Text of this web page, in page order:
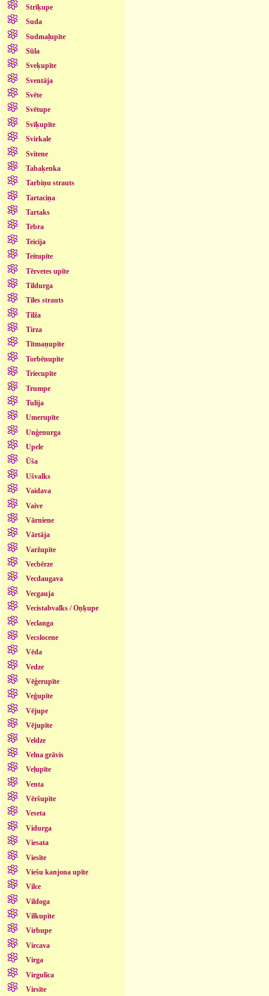
Strīķupe
Suda
Sudmaļupīte
Sūla
Sveķupīte
Sventāja
Svēte
Svētupe
Svīķupīte
Svirkale
Svitene
Tabaķenka
Tarbiņu strauts
Tartaciņa
Tartaks
Tebra
Teicija
Teitupīte
Tērvetes upīte
Tildurga
Tīles strauts
Tilža
Tirza
Tītmaņupīte
Torbēnupīte
Triecupīte
Trumpe
Tulija
Umerupīte
Unģenurga
Upele
Ūša
Ušvalks
Vaidava
Vaive
Vārniene
Vārtāja
Varžupīte
Vecbērze
Vecdaugava
Vecgauja
Vecistabvalks / Oņķupe
Veclanga
Vecslocene
Vēda
Vedze
Vēģerupīte
Veģupīte
Vējupe
Vējupīte
Veldze
Velna grāvis
Veļupīte
Venta
Vēršupīte
Veseta
Vidurga
Viesata
Viesīte
Viešu kanjona upīte
Vilce
Vildoga
Vilkupīte
Virbupe
Vircava
Virga
Virgulica
Virsīte